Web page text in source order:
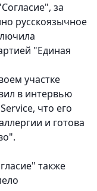
за
русскоязычное
"Единая
участке
в интервью
что его
и готова
также